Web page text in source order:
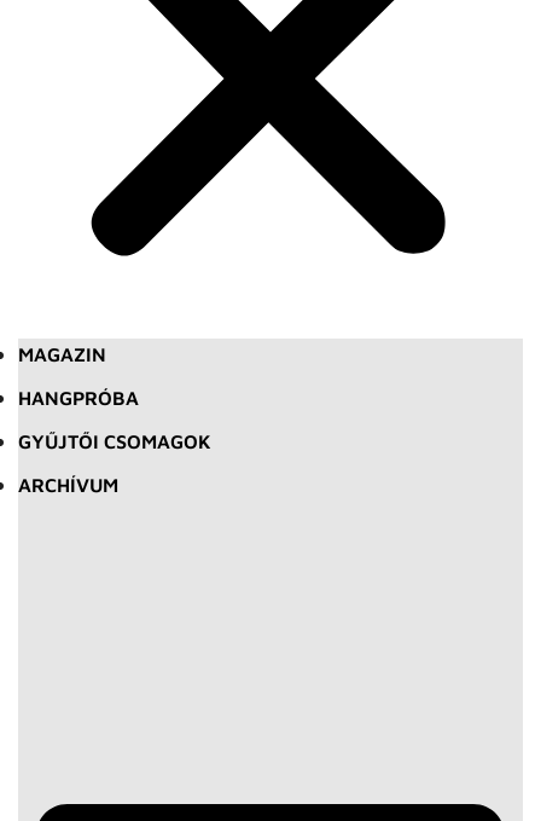
MAGAZIN
HANGPRÓBA
GYŰJTŐI CSOMAGOK
ARCHÍVUM